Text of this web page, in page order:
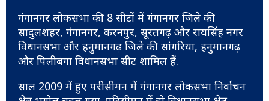
गंगानगर लोकसभा की 8 सीटों में गंगानगर जिले की
सादुलशहर, गंगानगर, करनपुर, सूरतगढ़ और रायसिंह नगर
विधानसभा और हनुमानगढ़ जिले की सांगरिया, हनुमानगढ़
और पिलीबंगा विधानसभा सीट शामिल हैं.
साल 2009 में हुए परीसीमन में गंगानगर लोकसभा निर्वाचन